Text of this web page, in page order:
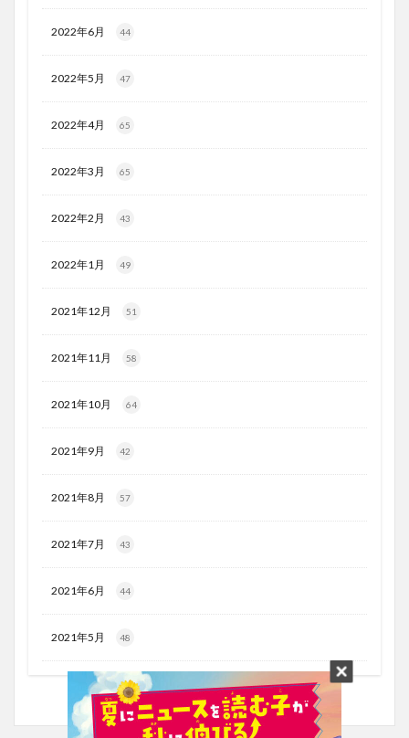
2022年6月 44
2022年5月 47
2022年4月 65
2022年3月 65
2022年2月 43
2022年1月 49
2021年12月 51
2021年11月 58
2021年10月 64
2021年9月 42
2021年8月 57
2021年7月 43
2021年6月 44
2021年5月 48